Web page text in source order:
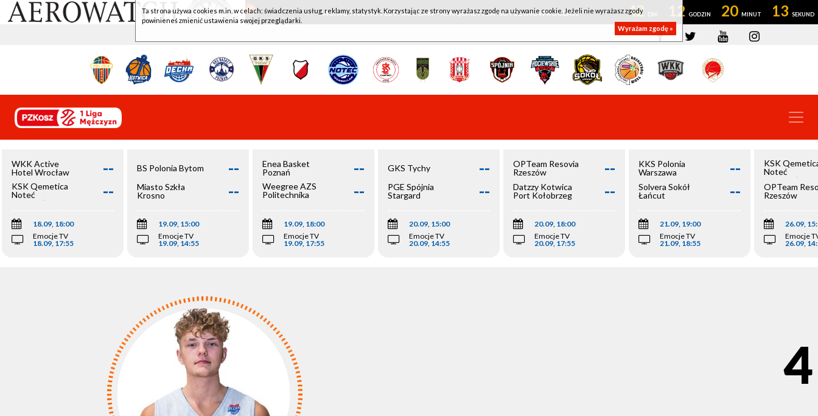
WKK ACTIVE HOTEL WROCŁAW - KSK QEMETICA NOTEĆ INOWROCŁAW 42 12 20 12
WKK Active
Hotel Wrocław
--
KSK Qemetica
Noteć
Inowrocław
--
18.09, 18:00
Emocje TV
18.09, 17:55
BS Polonia Bytom --
Miasto Szkła
Krosno
--
19.09, 15:00
Emocje TV
19.09, 14:55
Enea Basket
Poznań
--
Weegree AZS
Politechnika
--
19.09, 18:00
Emocje TV
19.09, 17:55
GKS Tychy --
PGE Spójnia
Stargard
--
20.09, 15:00
Emocje TV
20.09, 14:55
OPTeam Resovia
Rzeszów
--
Datzzy Kotwica
Port Kołobrzeg
--
20.09, 18:00
Emocje TV
20.09, 17:55
KKS Polonia
Warszawa
--
Solvera Sokół
Łańcut
--
21.09, 19:00
Emocje TV
21.09, 18:55
KSK
Noteć
Inowrocław
OPTeam
Rzeszów
26.09,
Emocje
26.09,
4
Ta strona używa cookies m.in. w celach: świadczenia usług, reklamy, statystyk. Korzystając ze strony wyrażasz zgodę na używanie cookie. Jeżeli nie wyrażasz zgody
powinieneś zmienić ustawienia swojej przeglądarki.
Wyrażam zgodę »